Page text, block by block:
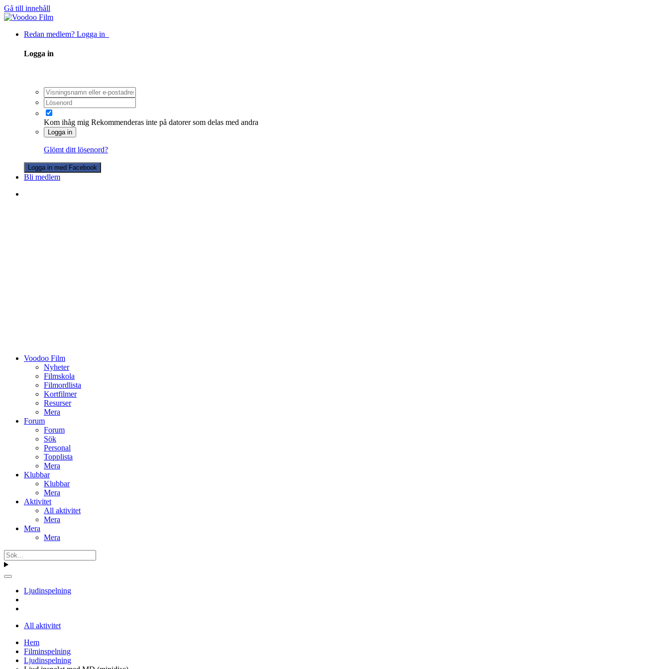
Gå till innehåll
Redan medlem? Logga in
Logga in
Kom ihåg mig Rekommenderas inte på datorer som delas med andra
Logga in
Glömt ditt lösenord?
Logga in med Facebook
Bli medlem
Voodoo Film
Nyheter
Filmskola
Filmordlista
Kortfilmer
Resurser
Mera
Forum
Forum
Sök
Personal
Topplista
Mera
Klubbar
Klubbar
Mera
Aktivitet
All aktivitet
Mera
Mera
Mera
Ljudinspelning
All aktivitet
Hem
Filminspelning
Ljudinspelning